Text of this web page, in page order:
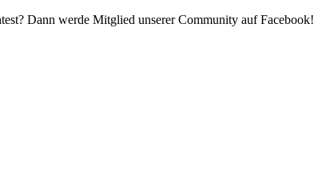
Dann werde Mitglied unserer Community auf Facebook!